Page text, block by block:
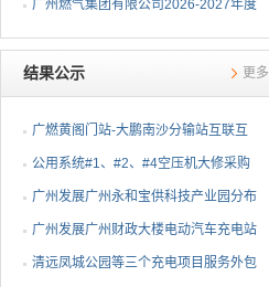
网更新工程招标公告
广州燃气集团有限公司2026-2027年度
燃气用埋地聚乙烯（PE1...
结果公示 更多
广燃黄阁门站-大鹏南沙分输站互联互
通改造安全评价及职业...
公用系统#1、#2、#4空压机大修采购
结果公告
⼴州发展⼴州永和宝供科技产业园分布
式光伏项⽬可⾏性研究...
广州发展广州财政大楼电动汽车充电站
项目采购结果公告
清远凤城公园等三个充电项目服务外包